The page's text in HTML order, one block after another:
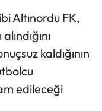
Altınordu FK,
kaldığının
edileceği